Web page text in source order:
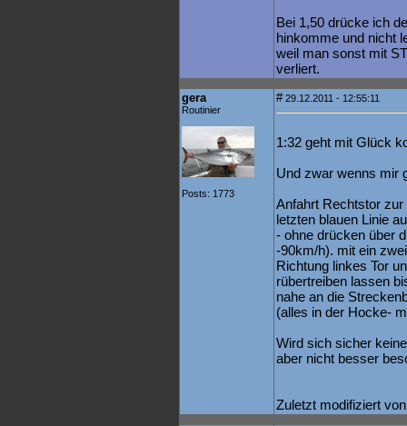
Bei 1,50 drücke ich
hinkomme und nicht
weil man sonst mit
verliert.
gera
Routinier
Posts: 1773
#29.12.2011 - 12:55:11
1:32 geht mit Glück
Und zwar wenns mir
Anfahrt Rechtstor
letzten blauen Linie
- ohne drücken über
-90km/h). mit ein
Richtung linkes Tor
rübertreiben lassen
nahe an die
(alles in der Hocke-
Wird sich sicher
aber nicht besser
Zuletzt modifiziert